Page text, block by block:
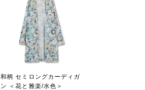
和柄 セミロングカーディガ
ン ＜花と雅楽/水色＞